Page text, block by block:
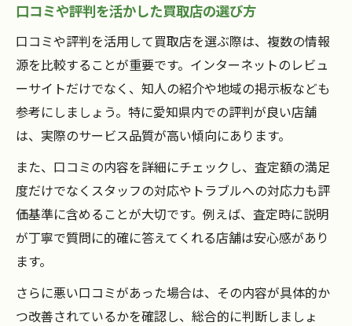
口コミや評判を活かした買取店の選び方
口コミや評判を活用して買取店を選ぶ際は、複数の情報
源を比較することが重要です。インターネットのレビュ
ーサイトだけでなく、知人の紹介や地域の掲示板なども
参考にしましょう。特に愛知県内での評判が良い店舗
は、実際のサービス品質が高い傾向にあります。
また、口コミの内容を詳細にチェックし、査定額の満足
度だけでなくスタッフの対応やトラブルへの対応力も評
価基準に含めることが大切です。例えば、査定時に説明
が丁寧で質問に的確に答えてくれる店舗は安心感があり
ます。
さらに悪い口コミがあった場合は、その内容が具体的か
つ改善されているかを確認し、総合的に判断しましょ